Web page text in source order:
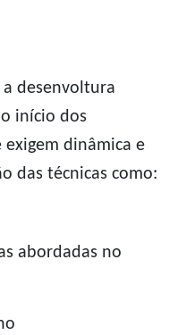
desenvoltura
início dos
dinâmica e
das técnicas como:
abordadas no